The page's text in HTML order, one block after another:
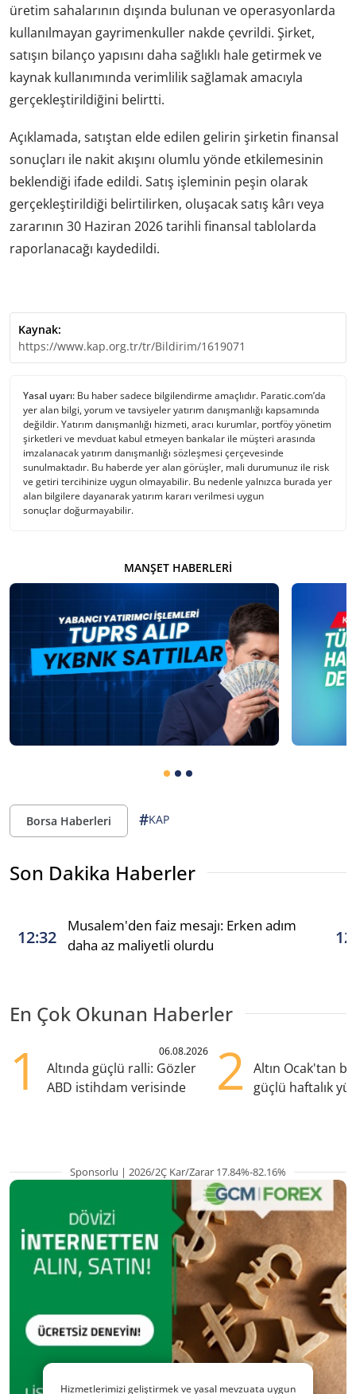
üretim sahalarının dışında bulunan ve operasyonlarda
kullanılmayan gayrimenkuller nakde çevrildi. Şirket,
satışın bilanço yapısını daha sağlıklı hale getirmek ve
kaynak kullanımında verimlilik sağlamak amacıyla
gerçekleştirildiğini belirtti.
Açıklamada, satıştan elde edilen gelirin şirketin finansal
sonuçları ile nakit akışını olumlu yönde etkilemesinin
beklendiği ifade edildi. Satış işleminin peşin olarak
gerçekleştirildiği belirtilirken, oluşacak satış kârı veya
zararının 30 Haziran 2026 tarihli finansal tablolarda
raporlanacağı kaydedildi.
Kaynak:
https://www.kap.org.tr/tr/Bildirim/1619071
Yasal uyarı: Bu haber sadece bilgilendirme amaçlıdır. Paratic.com’da
yer alan bilgi, yorum ve tavsiyeler yatırım danışmanlığı kapsamında
değildir. Yatırım danışmanlığı hizmeti, aracı kurumlar, portföy yönetim
şirketleri ve mevduat kabul etmeyen bankalar ile müşteri arasında
imzalanacak yatırım danışmanlığı sözleşmesi çerçevesinde
sunulmaktadır. Bu haberde yer alan görüşler, mali durumunuz ile risk
ve getiri tercihinize uygun olmayabilir. Bu nedenle yalnızca burada yer
alan bilgilere dayanarak yatırım kararı verilmesi uygun
sonuçlar doğurmayabilir.
MANŞET HABERLERI
Borsa Haberleri #KAP
Son Dakika Haberler
12:32
Musalem'den faiz mesajı: Erken adım
daha az maliyetli olurdu
En Çok Okunan Haberler
1 06.08.2026
Altında güçlü ralli: Gözler
ABD istihdam verisinde
2
Altın Ocak'tan
güçlü haftalık
Sponsorlu | 2026/2Ç Kar/Zarar 17.84%-82.16%
Hizmetlerimizi geliştirmek ve yasal mevzuata uygun